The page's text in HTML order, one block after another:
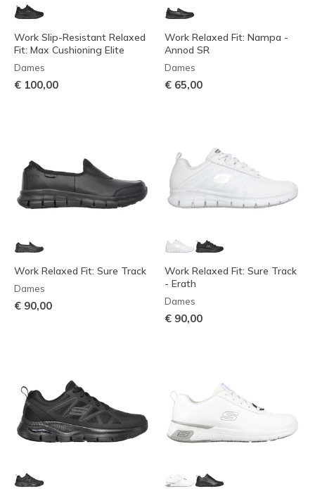
Work Slip-Resistant Relaxed
Fit: Max Cushioning Elite
Dames
€ 100,00
Work Relaxed Fit: Nampa -
Annod SR
Dames
€ 65,00
Work Relaxed Fit: Sure Track
Dames
€ 90,00
Work Relaxed Fit: Sure Track
- Erath
Dames
€ 90,00